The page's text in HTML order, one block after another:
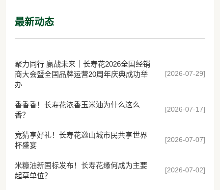
最新动态
聚力同行 赢战未来｜长寿花2026全国经销
商大会暨全国品牌运营20周年庆典成功举
办
[2026-07-29]
香香香！长寿花浓香玉米油为什么这么
香？
[2026-07-17]
竞猜享好礼！长寿花邀山城市民共享世界
杯盛宴
[2026-07-07]
米糠油新国标发布！长寿花缘何成为主要
起草单位？
[2026-07-02]